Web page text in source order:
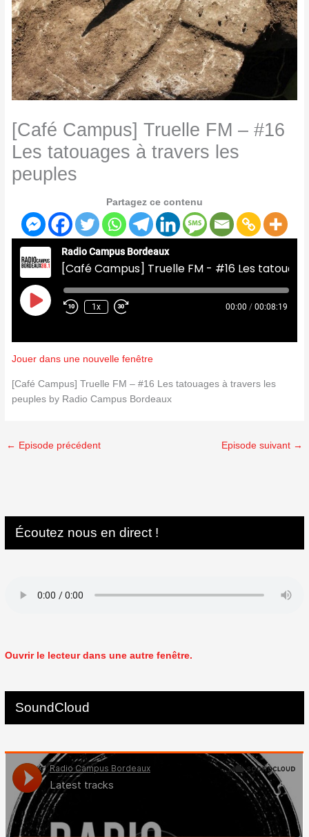
[Café Campus] Truelle FM – #16
Les tatouages à travers les
peuples
Partagez ce contenu
Radio Campus Bordeaux
Play
Episode
1x 00:00 / 00:08:19
Jouer dans une nouvelle fenêtre
[Café Campus] Truelle FM – #16 Les tatouages à travers les
peuples by Radio Campus Bordeaux
← Episode précédent Episode suivant →
Écoutez nous en direct !
Ouvrir le lecteur dans une autre fenêtre.
SoundCloud